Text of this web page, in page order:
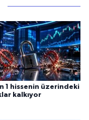
1 hissenin üzerindeki
kalkıyor